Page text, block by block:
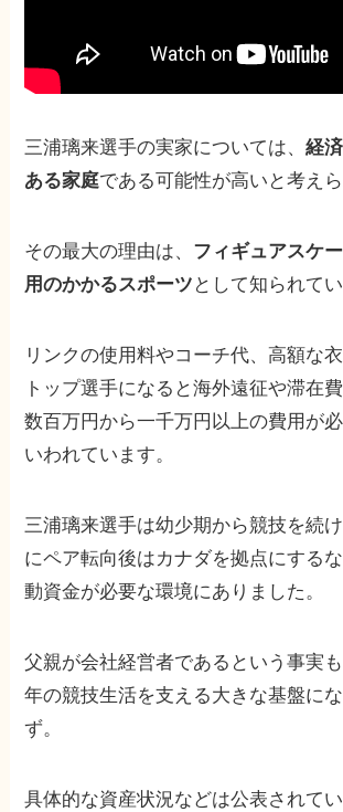
三浦璃来選手の実家については、経
ある家庭である可能性が高いと考えら
その最大の理由は、 フィギュアスケ
用のかかるスポーツ として知られてい
リンクの使用料やコーチ代、高額な衣
トップ選手になると海外遠征や滞在
数百万円から一千万円以上の費用が
いわれています。
三浦璃来選手は幼少期から競技を続
にペア転向後はカナダを拠点にする
動資金が必要な環境にありました。
父親が会社経営者であるという事実
年の競技生活を支える大きな基盤に
ず。
具体的な資産状況などは公表されて